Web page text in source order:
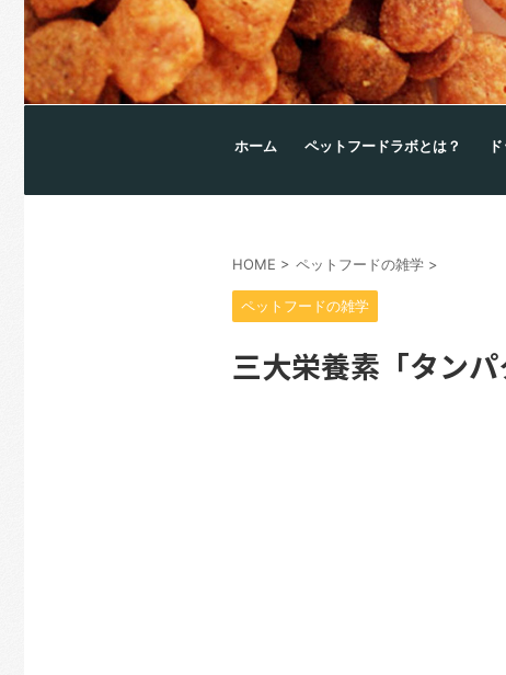
ホーム ペットフードラボとは？
HOME > ペットフードの雑学 >
ペットフードの雑学
三大栄養素「タン